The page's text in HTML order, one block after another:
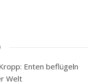
Enten beflügeln
Welt